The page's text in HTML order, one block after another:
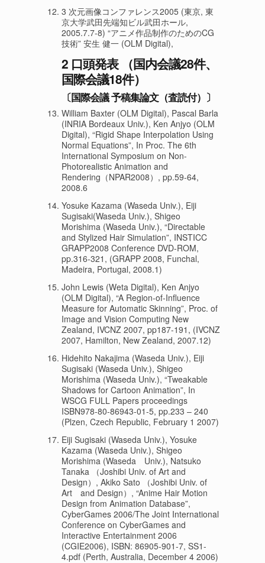
3 次元画像コンファレンス2005 (東京, 東
京大学武田先端知ビル武田ホール,
2005.7.7-8) “アニメ作品制作のためのCG
技術” 安生 健一 (OLM Digital),
2 口頭発表 （国内会議28件、
国際会議18件）
〔国際会議 予稿集論文（査読付）〕
William Baxter (OLM Digital), Pascal Barla
(INRIA Bordeaux Univ.), Ken Anjyo (OLM
Digital), “Rigid Shape Interpolation Using
Normal Equations”, In Proc. The 6th
International Symposium on Non-
Photorealistic Animation and
Rendering（NPAR2008）, pp.59-64,
2008.6
Yosuke Kazama (Waseda Univ.), Eiji
Sugisaki(Waseda Univ.), Shigeo
Morishima (Waseda Univ.), “Directable
and Stylized Hair Simulation”, INSTICC
GRAPP2008 Conference DVD-ROM,
pp.316-321, (GRAPP 2008, Funchal,
Madeira, Portugal, 2008.1)
John Lewis (Weta Digital), Ken Anjyo
(OLM Digital), “A Region-of-Influence
Measure for Automatic Skinning”, Proc. of
Image and Vision Computing New
Zealand, IVCNZ 2007, pp187-191, (IVCNZ
2007, Hamilton, New Zealand, 2007.12)
Hidehito Nakajima (Waseda Univ.), Eiji
Sugisaki (Waseda Univ.), Shigeo
Morishima (Waseda Univ.), “Tweakable
Shadows for Cartoon Animation”, In
WSCG FULL Papers proceedings
ISBN978-80-86943-01-5, pp.233 – 240
(Plzen, Czech Republic, February 1 2007)
Eiji Sugisaki (Waseda Univ.), Yosuke
Kazama (Waseda Univ.), Shigeo
Morishima (Waseda Univ.), Natsuko
Tanaka （Joshibi Univ. of Art and
Design）, Akiko Sato （Joshibi Univ. of
Art and Design）, “Anime Hair Motion
Design from Animation Database”,
CyberGames 2006/The Joint International
Conference on CyberGames and
Interactive Entertainment 2006
(CGIE2006), ISBN: 86905-901-7, SS1-
4.pdf (Perth, Australia, December 4 2006)